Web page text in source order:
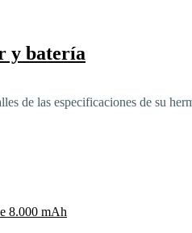
y batería
de las especificaciones de su
8.000 mAh